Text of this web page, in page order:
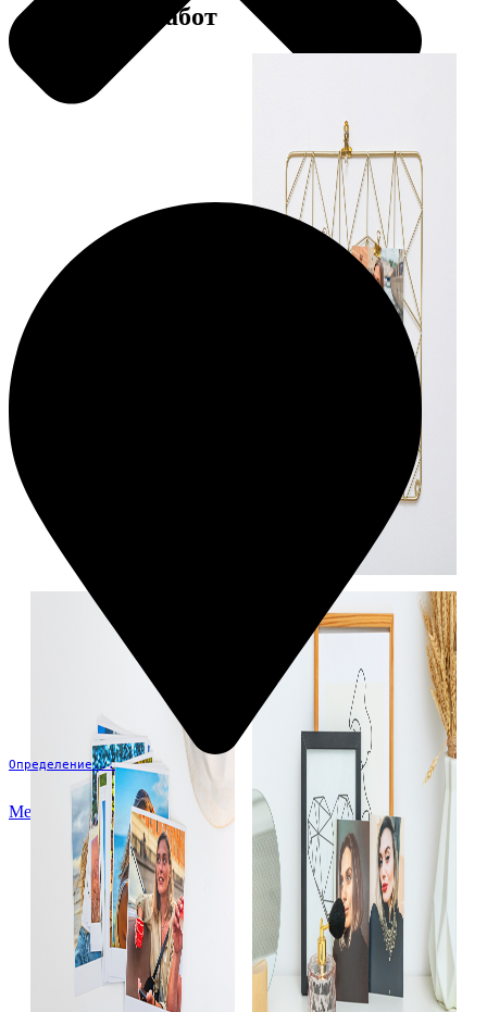
Определение...
Меню
Примеры работ